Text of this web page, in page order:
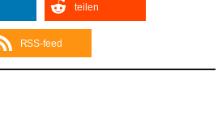
teilen
RSS-feed